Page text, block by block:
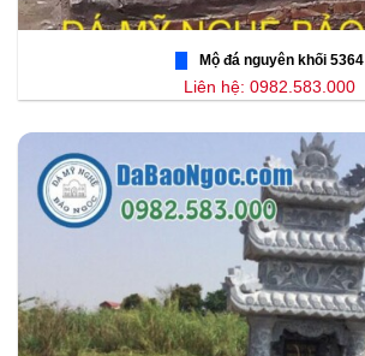
Mộ đá nguyên khối 5364
Liên hệ: 0982.583.000